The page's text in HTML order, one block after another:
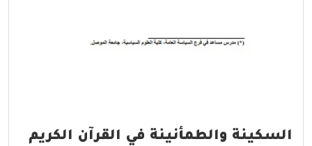
السكينة والطمأنينة في القرآن الكريم